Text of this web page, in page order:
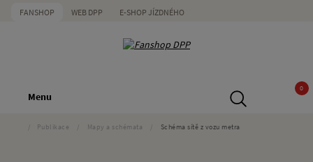
FANSHOP WEB DPP E-SHOP JÍZDNÉHO
Menu
0
Publikace Mapy a schémata Schéma sítě z vozu metra